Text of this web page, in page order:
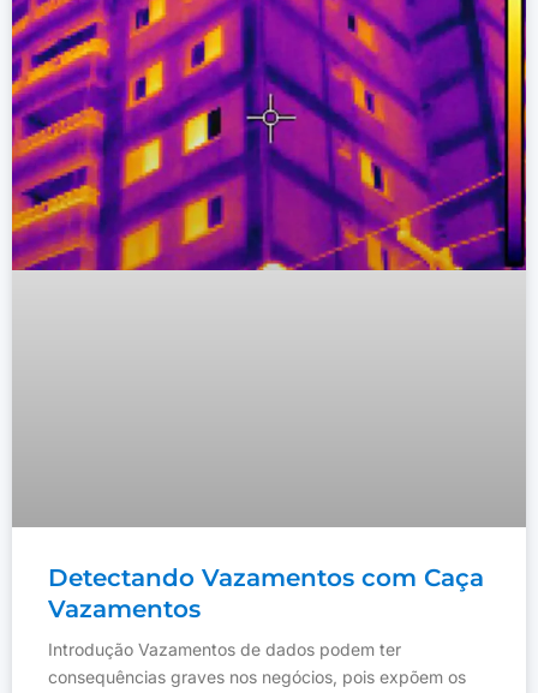
Detectando Vazamentos com Caça
Vazamentos
Introdução Vazamentos de dados podem ter
consequências graves nos negócios, pois expõem os